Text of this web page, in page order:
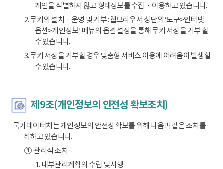
개인을 식별하지 않고 형태정보를 수집‧이용하고 있습니다.
2. 쿠키의 설치ㆍ운영 및 거부 : 웹브라우저 상단의 ‘도구>인터넷
옵션>개인정보’ 메뉴의 옵션 설정을 통해 쿠키 저장을 거부 할
수 있습니다.
3. 쿠키 저장을 거부할 경우 맞춤형 서비스 이용에 어려움이 발생할
수 있습니다.
제9조(개인정보의 안전성 확보조치)
국가데이터처는 개인정보의 안전성 확보를 위해 다음과 같은 조치를
취하고 있습니다.
①관리적 조치
1. 내부관리계획의 수립 및 시행